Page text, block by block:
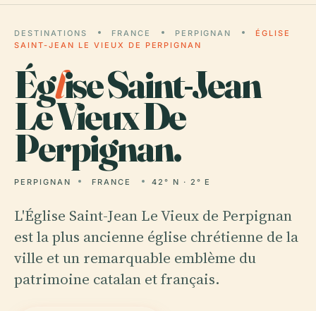
DESTINATIONS FRANCE PERPIGNAN
ÉGLISE
SAINT-JEAN LE VIEUX DE PERPIGNAN
Église Saint-Jean
Le Vieux De
Perpignan.
PERPIGNAN FRANCE 42° N · 2° E
L'Église Saint-Jean Le Vieux de Perpignan
est la plus ancienne église chrétienne de la
ville et un remarquable emblème du
patrimoine catalan et français.